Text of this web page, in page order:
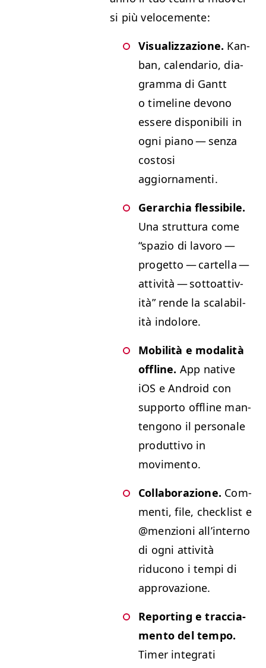
si più velocemente:
Visu­al­iz­zazione. Kan­
ban, cal­en­dario, dia­
gram­ma di Gantt
o time­line devono
essere disponi­bili in
ogni piano — sen­za
cos­tosi
aggiornamenti.
Ger­ar­chia flessibile.
Una strut­tura come
“spazio di lavoro —
prog­et­to — cartel­la —
attiv­ità — sot­toat­tiv­
ità” rende la scal­a­bil­
ità indolore.
Mobil­ità e modal­ità
offline. App native
iOS e Android con
sup­por­to offline man­
ten­gono il per­son­ale
pro­dut­ti­vo in
movimento.
Col­lab­o­razione. Com­
men­ti, file, check­list e
@menzioni all’in­ter­no
di ogni attiv­ità
riducono i tem­pi di
approvazione.
Report­ing e trac­cia­
men­to del tem­po.
Timer inte­grati